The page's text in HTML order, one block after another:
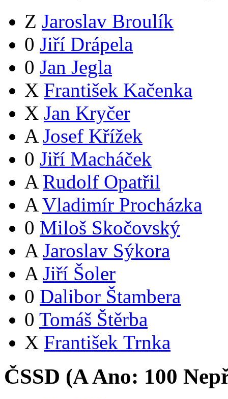
Z Jaroslav Broulík
0 Jiří Drápela
0 Jan Jegla
X František Kačenka
X Jan Kryčer
A Josef Křížek
0 Jiří Macháček
A Rudolf Opatřil
A Vladimír Procházka
0 Miloš Skočovský
A Jaroslav Sýkora
A Jiří Šoler
0 Dalibor Štambera
0 Tomáš Štěrba
X František Trnka
ČSSD (AAno: 100